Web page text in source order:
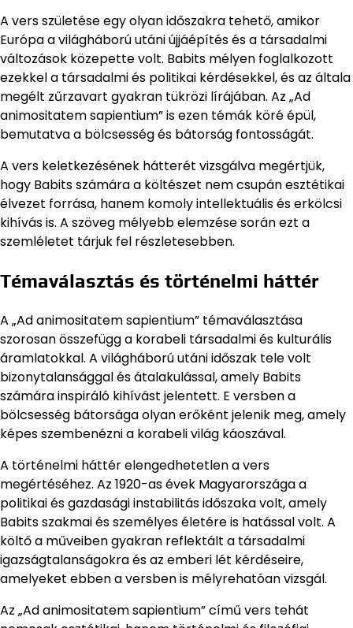
A vers születése egy olyan időszakra tehető, amikor
Európa a világháború utáni újjáépítés és a társadalmi
változások közepette volt. Babits mélyen foglalkozott
ezekkel a társadalmi és politikai kérdésekkel, és az általa
megélt zűrzavart gyakran tükrözi lírájában. Az „Ad
animositatem sapientium” is ezen témák köré épül,
bemutatva a bölcsesség és bátorság fontosságát.
A vers keletkezésének hátterét vizsgálva megértjük,
hogy Babits számára a költészet nem csupán esztétikai
élvezet forrása, hanem komoly intellektuális és erkölcsi
kihívás is. A szöveg mélyebb elemzése során ezt a
szemléletet tárjuk fel részletesebben.
Témaválasztás és történelmi háttér
A „Ad animositatem sapientium” témaválasztása
szorosan összefügg a korabeli társadalmi és kulturális
áramlatokkal. A világháború utáni időszak tele volt
bizonytalansággal és átalakulással, amely Babits
számára inspiráló kihívást jelentett. E versben a
bölcsesség bátorsága olyan erőként jelenik meg, amely
képes szembenézni a korabeli világ káoszával.
A történelmi háttér elengedhetetlen a vers
megértéséhez. Az 1920-as évek Magyarországa a
politikai és gazdasági instabilitás időszaka volt, amely
Babits szakmai és személyes életére is hatással volt. A
költő a műveiben gyakran reflektált a társadalmi
igazságtalanságokra és az emberi lét kérdéseire,
amelyeket ebben a versben is mélyrehatóan vizsgál.
Az „Ad animositatem sapientium” című vers tehát